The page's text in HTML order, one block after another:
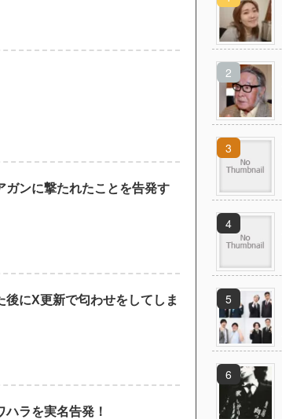
ガンに撃たれたことを告発す
後にX更新で匂わせをしてしま
ラを実名告発！